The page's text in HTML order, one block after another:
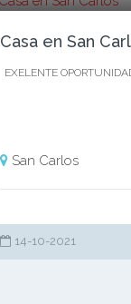
Casa en San
EXELENTE
San Carlos
14-10-2021